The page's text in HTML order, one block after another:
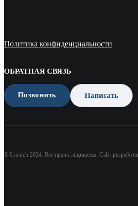
Политика конфиденциальности
ОБРАТНАЯ СВЯЗЬ
Позвонить Написать
© Lsanteh 2024. Все права защищены. Сайт